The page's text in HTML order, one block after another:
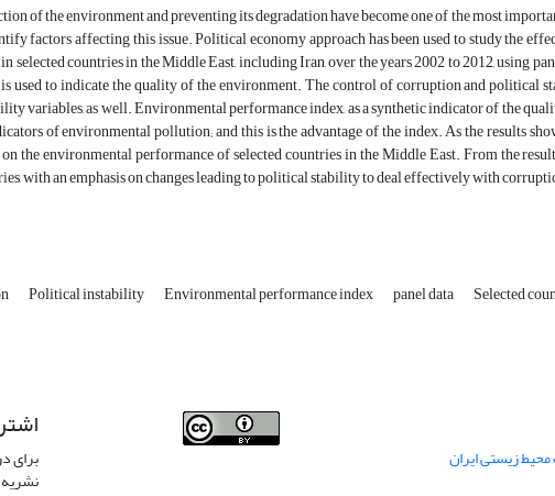
of the environment and preventing its degradation have become one of the most
factors affecting this issue. Political economy approach has been used to study the
selected countries in the Middle East, including Iran, over the years 2002 to 2012, using
used to indicate the quality of the environment. The control of corruption and political
variables, as well. Environmental performance index, as a synthetic indicator of the
of environmental pollution; and this is the advantage of the index. As the results
the environmental performance of selected countries in the Middle East. From the
with an emphasis on changes leading to political stability to deal effectively with
Political instability Environmental performance index panel data Selected
زیستی ایران برای